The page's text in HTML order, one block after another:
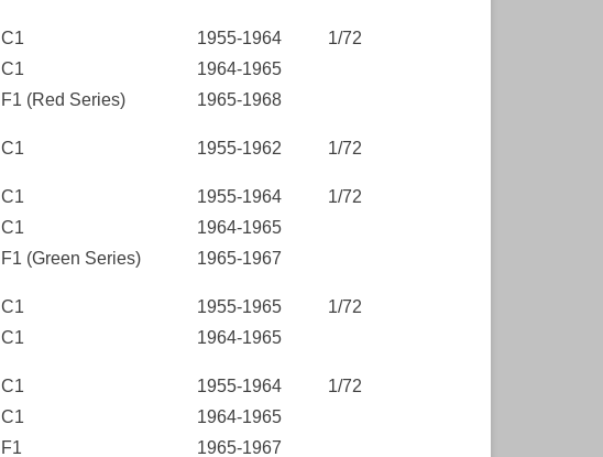
C1
C1
F1 (Red Series)
1955-1964
1964-1965
1965-1968
1/72
C1 1955-1962 1/72
C1
C1
F1 (Green Series)
1955-1964
1964-1965
1965-1967
1/72
C1
C1
1955-1965
1964-1965
1/72
C1
C1
F1
1955-1964
1964-1965
1965-1967
1/72